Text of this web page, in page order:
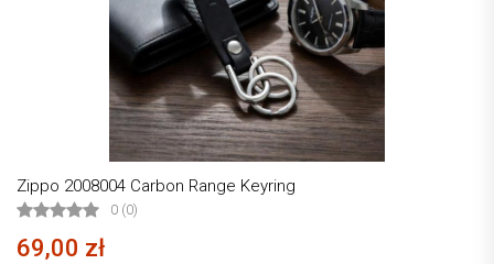
Zippo 2008004 Carbon Range Keyring
0 (0)
69,00 zł